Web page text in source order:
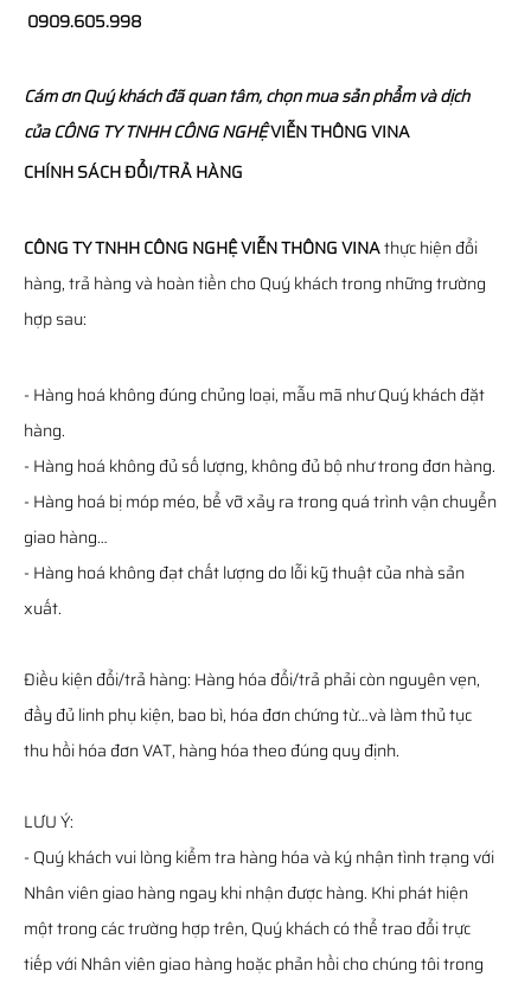
0909.605.998
Cám ơn Quý khách đã quan tâm, chọn mua sản phẩm và dịch
củaCÔNG TY TNHH CÔNG NGHỆVIỄN THÔNGVINA
CHÍNH SÁCH ĐỔI/TRẢ HÀNG
CÔNG TY TNHH CÔNG NGHỆ VIỄN THÔNG VINAthực hiện đổi
hàng, trả hàng và hoàn tiền cho Quý khách trong những trường
hợp sau:
- Hàng hoá không đúng chủng loại, mẫu mã như Quý khách đặt
hàng.
- Hàng hoá không đủ số lượng, không đủ bộ như trong đơn hàng.
- Hàng hoá bị móp méo, bể vỡ xảy ra trong quá trình vận chuyển
giao hàng…
- Hàng hoá không đạt chất lượng do lỗi kỹ thuật của nhà sản
xuất.
Điều kiện đổi/trả hàng: Hàng hóa đổi/trả phải còn nguyên vẹn,
đầy đủ linh phụ kiện, bao bì, hóa đơn chứng từ…và làm thủ tục
thu hồi hóa đơn VAT, hàng hóa theo đúng quy định.
LƯU Ý:
- Quý khách vui lòng kiểm tra hàng hóa và ký nhận tình trạng với
Nhân viên giao hàng ngay khi nhận được hàng. Khi phát hiện
một trong các trường hợp trên, Quý khách có thể trao đổi trực
tiếp với Nhân viên giao hàng hoặc phản hồi cho chúng tôi trong